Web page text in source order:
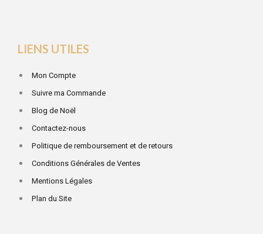
LIENS UTILES
Mon Compte
Suivre ma Commande
Blog de Noël
Contactez-nous
Politique de remboursement et de retours
Conditions Générales de Ventes
Mentions Légales
Plan du Site